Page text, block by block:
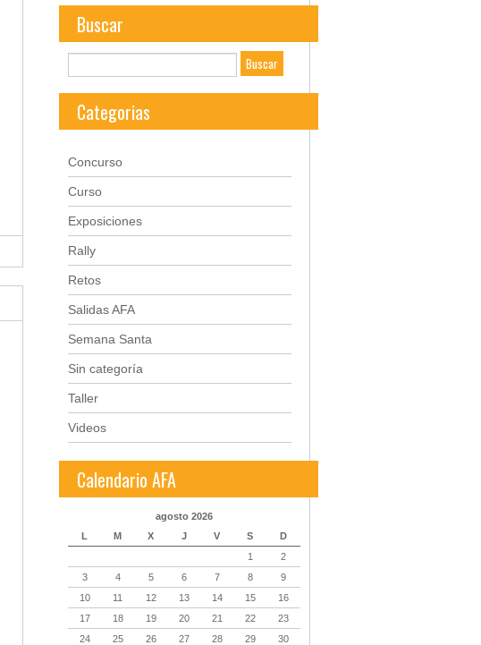
Buscar
Categorias
Concurso
Curso
Exposiciones
Rally
Retos
Salidas AFA
Semana Santa
Sin categoría
Taller
Videos
Calendario AFA
agosto 2026
L
M X J V S
D
1
2
3
4 5 6 7 8
9
10
11 12 13 14 15
16
17
18 19 20 21 22
23
24
25 26 27 28 29
30